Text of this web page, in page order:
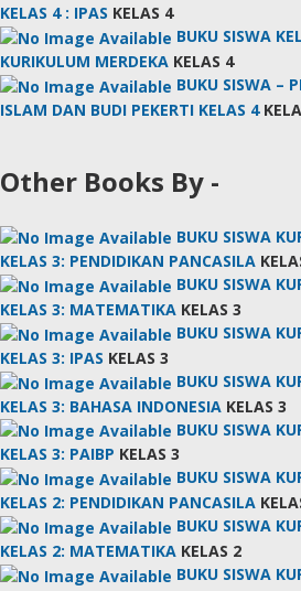
KELAS 4 : IPAS KELAS 4
BUKU SISWA
KURIKULUM MERDEKA KELAS 4
BUKU SISWA –
ISLAM DAN BUDI PEKERTI KELAS 4
Other Books By -
BUKU SISWA
KELAS 3: PENDIDIKAN PANCASILA
BUKU SISWA
KELAS 3: MATEMATIKA KELAS 3
BUKU SISWA
KELAS 3: IPAS KELAS 3
BUKU SISWA
KELAS 3: BAHASA INDONESIA KELAS 3
BUKU SISWA
KELAS 3: PAIBP KELAS 3
BUKU SISWA
KELAS 2: PENDIDIKAN PANCASILA
BUKU SISWA
KELAS 2: MATEMATIKA KELAS 2
BUKU SISWA